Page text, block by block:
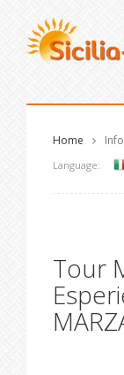
Home
Language:
Tour